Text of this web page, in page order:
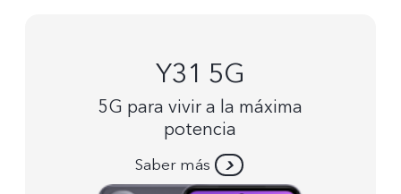
Y31 5G
5G para vivir a la máxima
potencia
Saber más